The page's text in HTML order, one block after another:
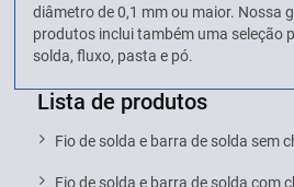
diâmetro de 0,1 mm ou maior. Nossa
produtos inclui também uma seleção
solda, fluxo, pasta e pó.
Lista de produtos
Fio de solda e barra de solda sem
Fio de solda e barra de solda com